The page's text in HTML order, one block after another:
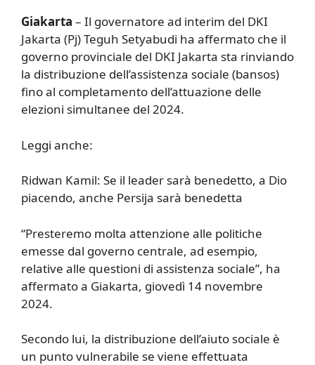
Giakarta – Il governatore ad interim del DKI
Jakarta (Pj) Teguh Setyabudi ha affermato che il
governo provinciale del DKI Jakarta sta rinviando
la distribuzione dell’assistenza sociale (bansos)
fino al completamento dell’attuazione delle
elezioni simultanee del 2024.
Leggi anche:
Ridwan Kamil: Se il leader sarà benedetto, a Dio
piacendo, anche Persija sarà benedetta
“Presteremo molta attenzione alle politiche
emesse dal governo centrale, ad esempio,
relative alle questioni di assistenza sociale”, ha
affermato a Giakarta, giovedì 14 novembre
2024.
Secondo lui, la distribuzione dell’aiuto sociale è
un punto vulnerabile se viene effettuata